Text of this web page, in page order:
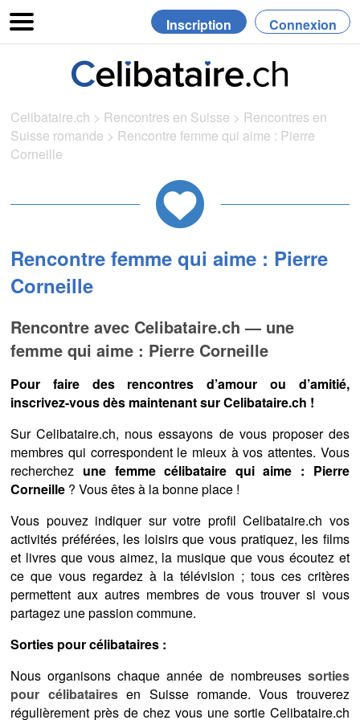
Inscription Connexion
Celibataire.ch > Rencontres en Suisse > Rencontres en
Suisse romande > Rencontre femme qui aime : Pierre
Corneille
Rencontre femme qui aime : Pierre
Corneille
Rencontre avec Celibataire.ch — une
femme qui aime : Pierre Corneille
Pour faire des rencontres d’amour ou d’amitié,
inscrivez-vous dès maintenant sur Celibataire.ch !
Sur Celibataire.ch, nous essayons de vous proposer des
membres qui correspondent le mieux à vos attentes. Vous
recherchez une femme célibataire qui aime : Pierre
Corneille ? Vous êtes à la bonne place !
Vous pouvez indiquer sur votre profil Celibataire.ch vos
activités préférées, les loisirs que vous pratiquez, les films
et livres que vous aimez, la musique que vous écoutez et
ce que vous regardez à la télévision ; tous ces critères
permettent aux autres membres de vous trouver si vous
partagez une passion commune.
Sorties pour célibataires :
Nous organisons chaque année de nombreuses sorties
pour célibatairesen Suisse romande. Vous trouverez
régulièrement près de chez vous une sortie Celibataire.ch